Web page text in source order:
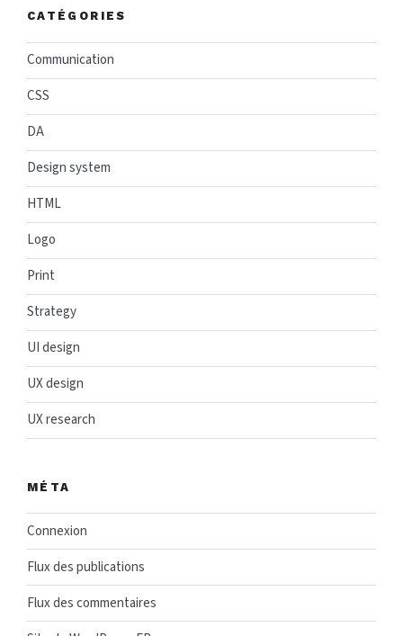
CATÉGORIES
Communication
CSS
DA
Design system
HTML
Logo
Print
Strategy
UI design
UX design
UX research
MÉTA
Connexion
Flux des publications
Flux des commentaires